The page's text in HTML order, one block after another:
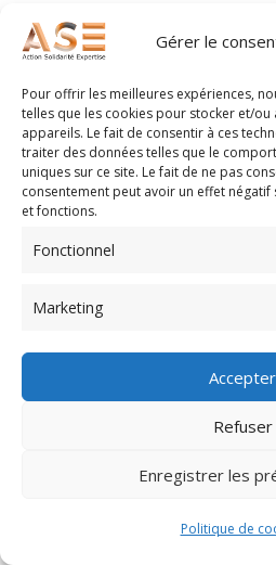
Gérer le
Pour offrir les meilleures expériences,
telles que les cookies pour stocker et/
appareils. Le fait de consentir à ces
traiter des données telles que le
uniques sur ce site. Le fait de ne pas
consentement peut avoir un effet
et fonctions.
Fonctionnel
Marketing
Accepter
Refuser
Enregistrer les
Politique de
LinkedIn
Action Solidarité Expertise
47 rue de la Bouquinière – NANTES (44)